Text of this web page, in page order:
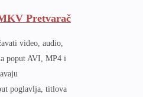
Pretvarač
video, audio,
poput AVI, MP4 i
poglavlja, titlova